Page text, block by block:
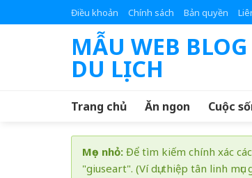
to
Điều khoản Chính sách Bản quyền
MẪU WEB BLOG
DU LỊCH
Trang chủ Ăn ngon Cuộc
Mẹo nhỏ: Để tìm kiếm chính xác
"giuseart". (Ví dụ: thiệp tân linh mục